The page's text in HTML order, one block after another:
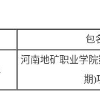
包
河南地矿职业学
期)